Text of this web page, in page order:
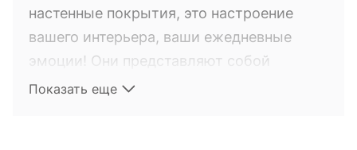
настенные покрытия, это настроение
вашего интерьера, ваши ежедневные
эмоции! Они представляют собой
фотопечать на настенных покрытиях. Это
Показать еще